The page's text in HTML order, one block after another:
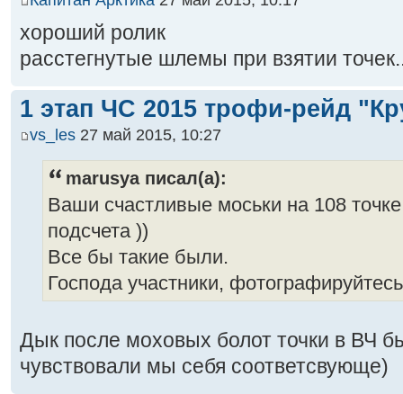
хороший ролик
расстегнутые шлемы при взятии
1 этап ЧС 2015 трофи-рейд
vs_les 27 май 2015, 10:27
marusya писал(а):
Ваши счастливые моськи на 108
подсчета ))
Все бы такие были.
Господа участники,
Дык после моховых болот точки в ВЧ
чувствовали мы себя соответсвующе)